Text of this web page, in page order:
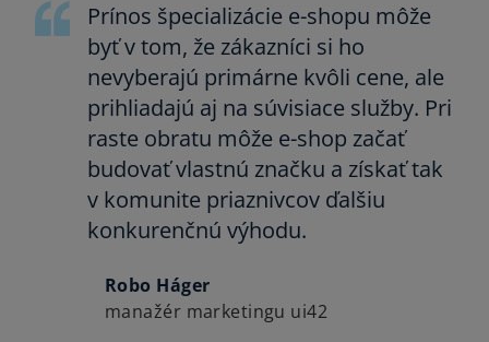
Prínos špecializácie e-shopu môže
byť v tom, že zákazníci si ho
nevyberajú primárne kvôli cene, ale
prihliadajú aj na súvisiace služby. Pri
raste obratu môže e-shop začať
budovať vlastnú značku a získať tak
v komunite priaznivcov ďalšiu
konkurenčnú výhodu.
Robo Háger
manažér marketingu ui42